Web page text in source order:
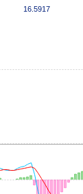
16.5917